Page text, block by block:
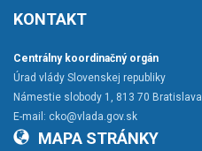
KONTAKT
Centrálny koordinačný orgán
Úrad vlády Slovenskej republiky
Námestie slobody 1, 813 70 Bratislava
E-mail: cko@vlada.gov.sk
MAPA STRÁNKY